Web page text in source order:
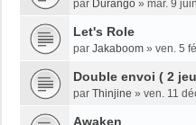
par Durango » mar. 9
Let's Role
par Jakaboom » ven. 5
Double envoi ( 2
par Thinjine » ven. 11
Awaken